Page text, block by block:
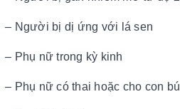
– Người bị dị ứng với lá sen
– Phụ nữ trong kỳ kinh
– Phụ nữ có thai hoặc cho con bú